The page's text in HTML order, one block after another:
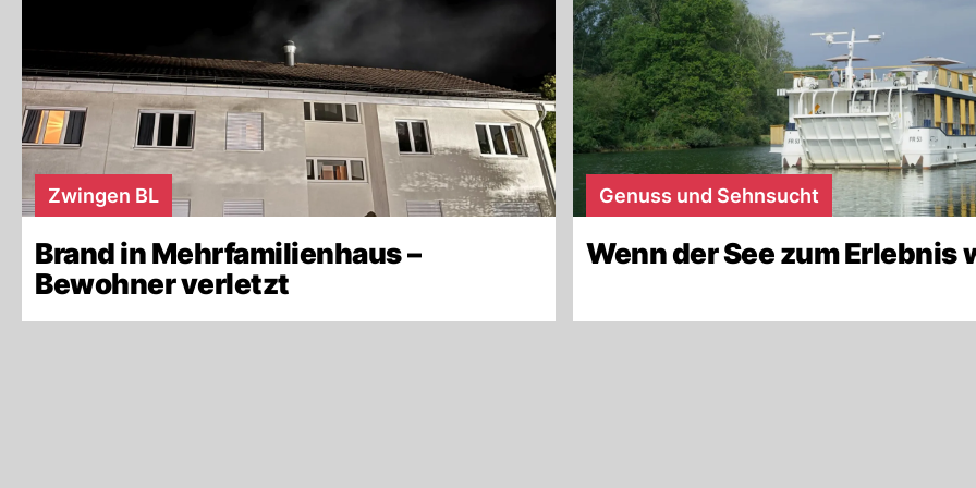
Zwingen BL
Brand in Mehrfamilienhaus –
Bewohner verletzt
Genuss und Sehnsucht
Wenn der See zum Erlebnis